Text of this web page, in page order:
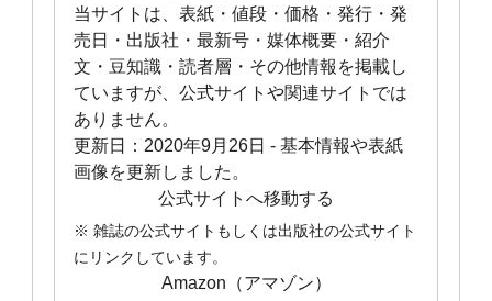
当サイトは、表紙・値段・価格・発行・発
売日・出版社・最新号・媒体概要・紹介
文・豆知識・読者層・その他情報を掲載し
ていますが、公式サイトや関連サイトでは
ありません。
更新日： 2020年9月26日 - 基本情報や表紙
画像を更新しました。
公式サイトへ移動する
※ 雑誌の公式サイトもしくは出版社の公式サイト
にリンクしています。
Amazon（アマゾン）